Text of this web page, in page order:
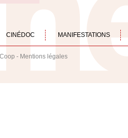
CINÉDOC MANIFESTATIONS
- Mentions légales